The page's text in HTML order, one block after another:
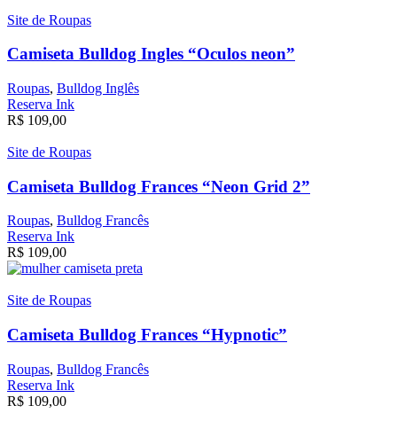
Site de Roupas
Camiseta Bulldog Ingles “Oculos neon”
Roupas, Bulldog Inglês
Reserva Ink
R$ 109,00
Site de Roupas
Camiseta Bulldog Frances “Neon Grid 2”
Roupas, Bulldog Francês
Reserva Ink
R$ 109,00
Site de Roupas
Camiseta Bulldog Frances “Hypnotic”
Roupas, Bulldog Francês
Reserva Ink
R$ 109,00